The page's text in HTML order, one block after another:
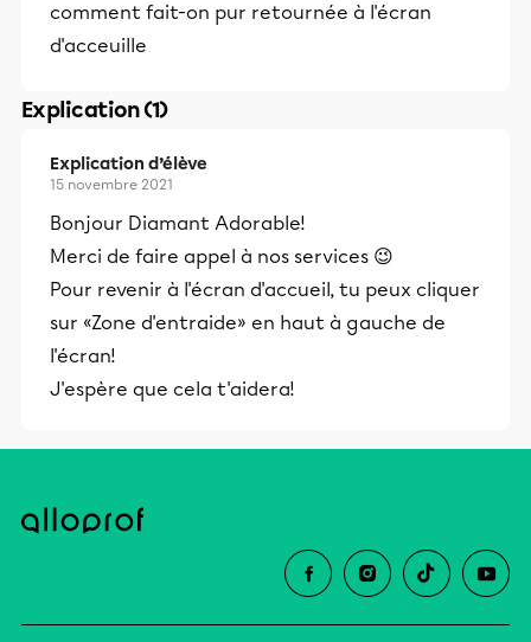
comment fait-on pur retournée à l'écran
d'acceuille
Explication (1)
Explication d’élève
15 novembre 2021
Bonjour Diamant Adorable!
Merci de faire appel à nos services 😉
Pour revenir à l'écran d'accueil, tu peux cliquer
sur «Zone d'entraide» en haut à gauche de
l'écran!
J'espère que cela t'aidera!